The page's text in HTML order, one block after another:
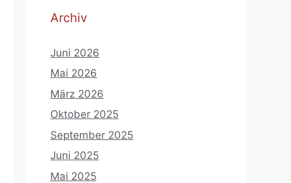
Archiv
Juni 2026
Mai 2026
März 2026
Oktober 2025
September 2025
Juni 2025
Mai 2025